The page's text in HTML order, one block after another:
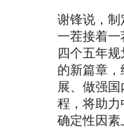
谢锋说，
一茬接着一
四个五年
的新篇章
展、做强
程，将助力
确定性因素